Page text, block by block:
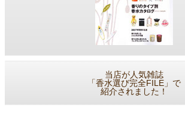
当店が人気雑誌
「香水選び完全FILE」で
紹介されました！